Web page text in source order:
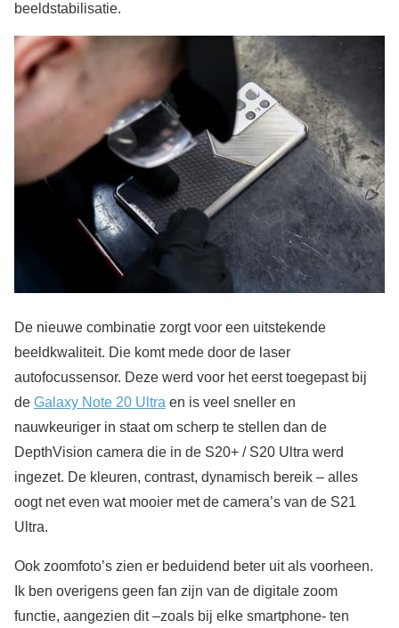
beeldstabilisatie.
De nieuwe combinatie zorgt voor een uitstekende
beeldkwaliteit. Die komt mede door de laser
autofocussensor. Deze werd voor het eerst toegepast bij
de Galaxy Note 20 Ultra en is veel sneller en
nauwkeuriger in staat om scherp te stellen dan de
DepthVision camera die in de S20+ / S20 Ultra werd
ingezet. De kleuren, contrast, dynamisch bereik – alles
oogt net even wat mooier met de camera’s van de S21
Ultra.
Ook zoomfoto’s zien er beduidend beter uit als voorheen.
Ik ben overigens geen fan zijn van de digitale zoom
functie, aangezien dit –zoals bij elke smartphone- ten